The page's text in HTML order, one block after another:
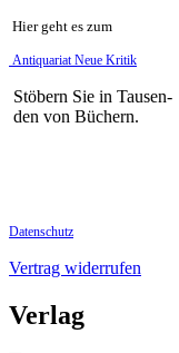
Hier geht es zum
Antiquariat Neue Kritik
Stöbern Sie in Tausen-
den von Büchern.
Datenschutz
Vertrag widerrufen
Verlag